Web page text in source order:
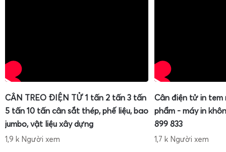
CÂN TREO ĐIỆN TỬ 1 tấn 2 tấn 3 tấn
5 tấn 10 tấn cân sắt thép, phế liệu, bao
jumbo, vật liệu xây dựng
1,9 k Người xem
Cân điện tử in tem
phẩm - máy in
899 833
1,7 k Người xem